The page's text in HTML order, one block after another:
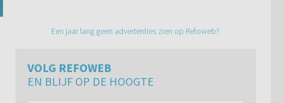
Een jaar lang geen advertenties zien op Refoweb?
VOLG REFOWEB
EN BLIJF OP DE HOOGTE